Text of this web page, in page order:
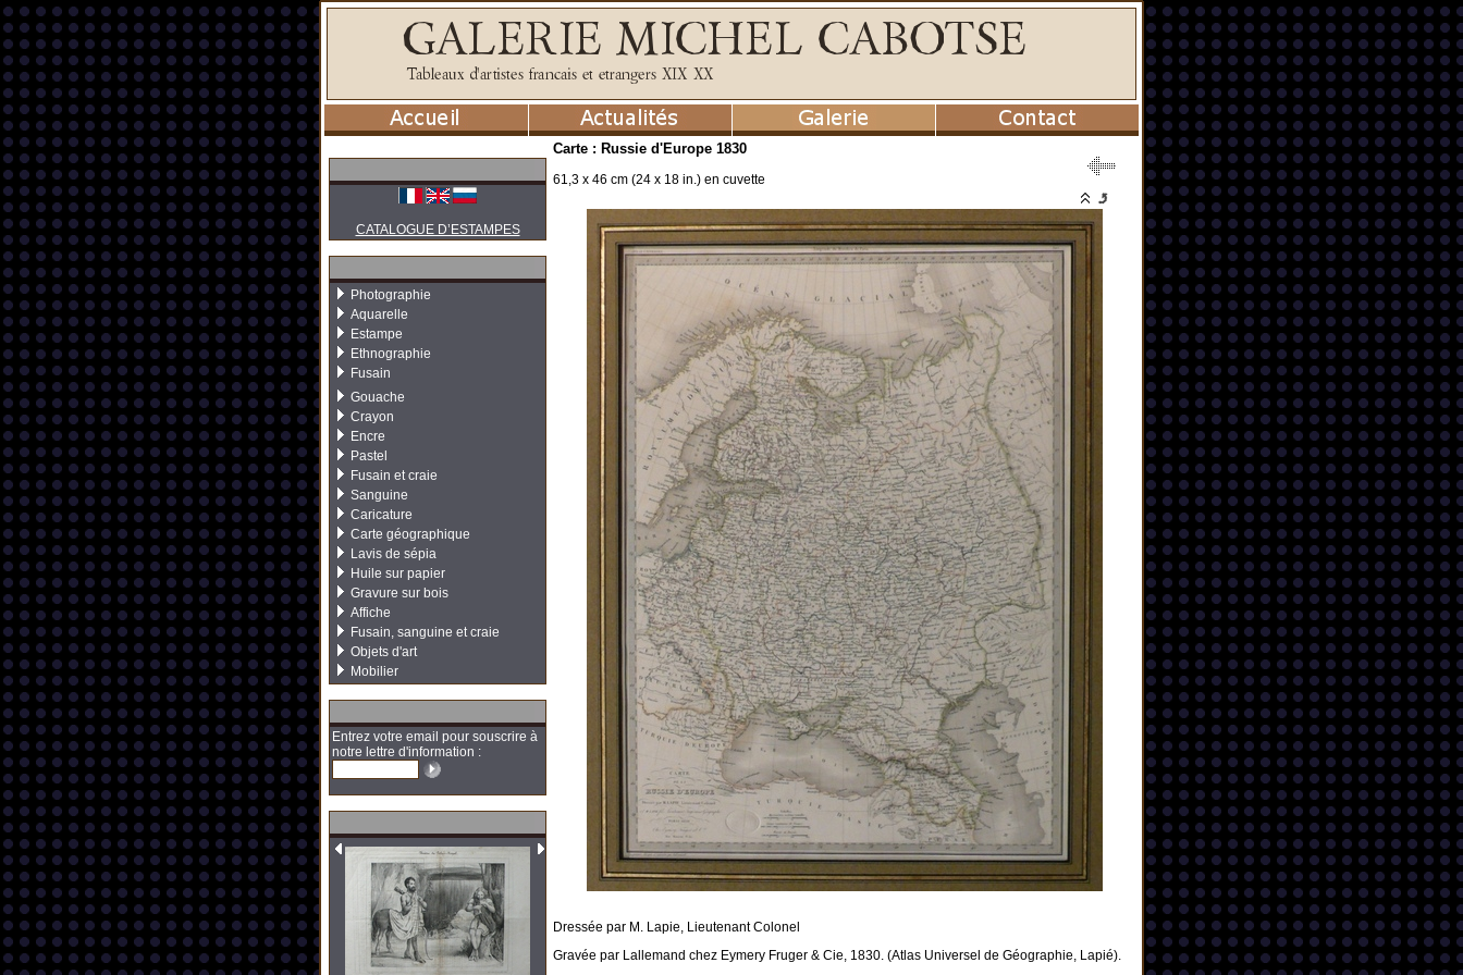
CATALOGUE D’ESTAMPES
Photographie
Aquarelle
Estampe
Ethnographie
Fusain
Gouache
Crayon
Encre
Pastel
Fusain et craie
Sanguine
Caricature
Carte géographique
Lavis de sépia
Huile sur papier
Gravure sur bois
Affiche
Fusain, sanguine et craie
Objets d'art
Mobilier
Entrez votre email pour souscrire à
notre lettre d'information :
Carte : Russie d'Europe 1830
61,3 x 46 cm (24 x 18 in.) en cuvette
Dressée par M. Lapie, Lieutenant Colonel
Gravée par Lallemand chez Eymery Fruger & Cie, 1830. (Atlas Universel de Géographie, Lapié).